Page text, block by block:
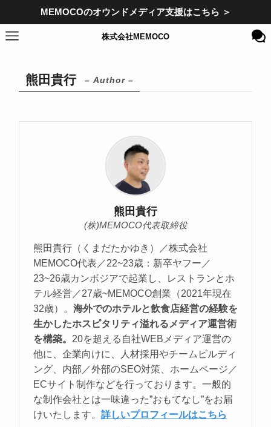
MEMOCOのオウンドメディア支援はこちら ＞
株式会社MEMOCO
熊田貴行 – Author –
熊田貴行
(株)MEMOCO代表取締役
熊田貴行（くまだたかゆき）／株式会社
MEMOCO代表／22~23歳：新卒ヤフー／
23~26歳カンボジアで起業し、レストランとホ
テル経営／27歳~MEMOCO創業（2021年現在
32歳）。 海外でのホテルと飲食店経営の経験を
生かしたホスピタリティ溢れるメディア運営術
を構築。 20を超える自社WEBメディア運営の
他に、企業向けに、人材採用やチームビルディ
ング、内部／外部のSEO対策、ホームページ／
ECサイト制作などを行っております。一般的
な制作会社とは一味違った”おもてなし”をお届
けいたします。 詳しいプロフィールはこちら